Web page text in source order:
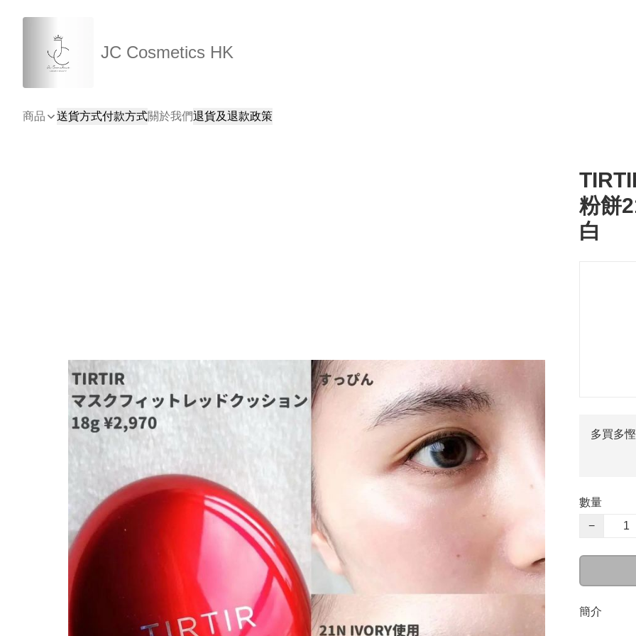
JC Cosmetics HK
商品 送貨方式付款方式關於我們退貨及退款政策
粉餅
白
多買多慳
數量
−
簡介